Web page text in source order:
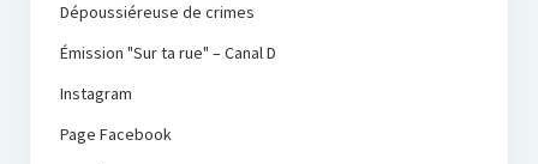
Dépoussiéreuse de crimes
Émission "Sur ta rue" – Canal D
Instagram
Page Facebook